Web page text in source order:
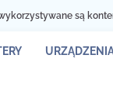
na złom?